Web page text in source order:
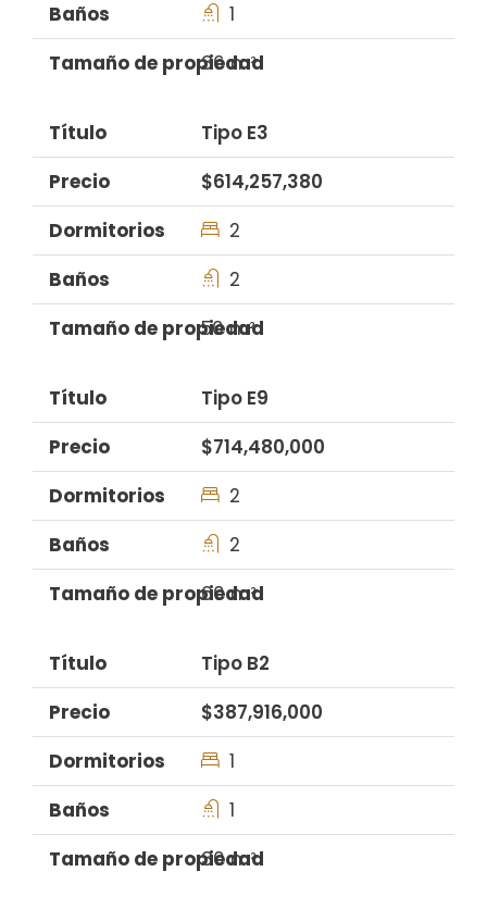
1
36 m²
Tipo E3
$614,257,380
2
2
50 m²
Tipo E9
$714,480,000
2
2
60 m²
Tipo B2
$387,916,000
1
1
30 m²